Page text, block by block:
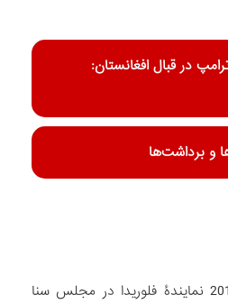
در قبال افغانستان:
«مارکو روبیو» که از سال 2011 نمایندۀ فلوریدا در مجلس سنا